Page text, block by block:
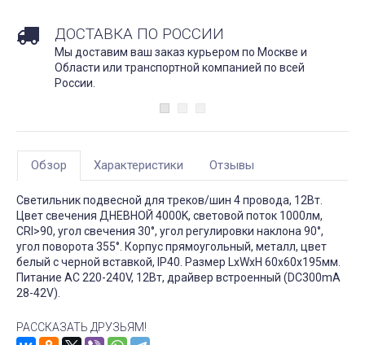
ДОСТАВКА ПО РОССИИ
Мы доставим ваш заказ курьером по Москве и
Области или транспортной компанией по всей
России.
Обзор Характеристики Отзывы
Светильник подвесной для треков/шин 4 провода, 12Вт.
Цвет свечения ДНЕВНОЙ 4000K, световой поток 1000лм,
CRI>90, угол свечения 30°, угол регулировки наклона 90°,
угол поворота 355°. Корпус прямоугольный, металл, цвет
белый с черной вставкой, IP40. Размер LxWxH 60x60x195мм.
Питание AC 220-240V, 12Вт, драйвер встроенный (DC300mA
28-42V).
РАССКАЗАТЬ ДРУЗЬЯМ!